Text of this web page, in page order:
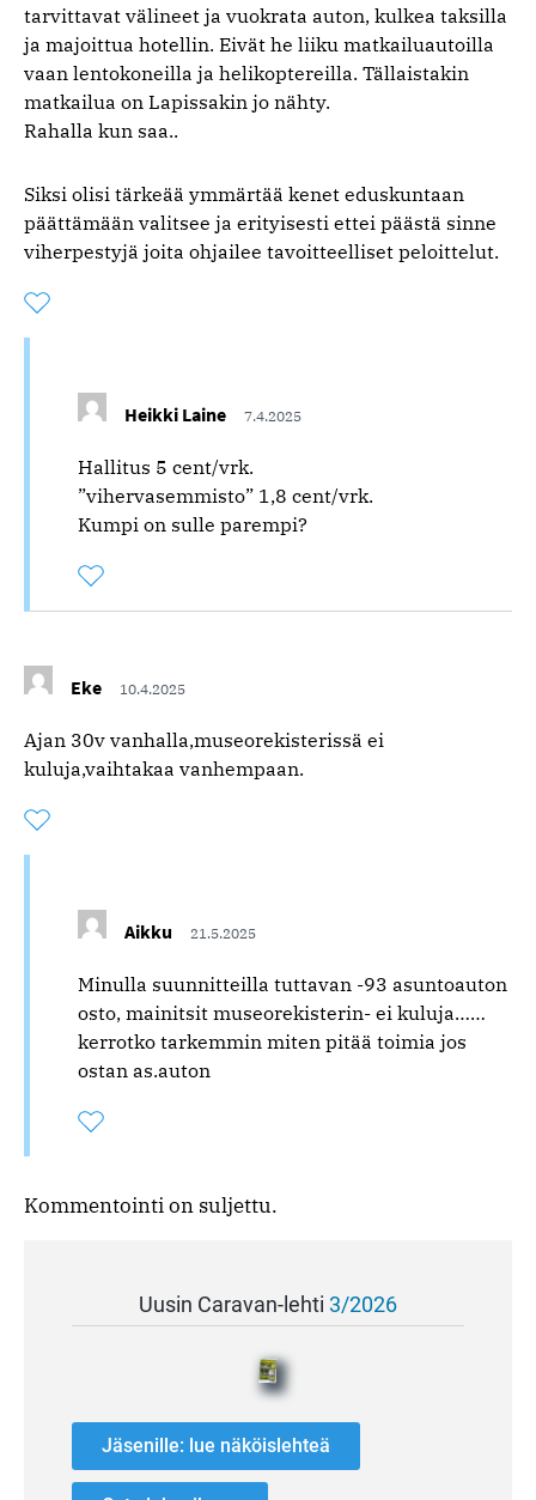
tarvittavat välineet ja vuokrata auton, kulkea taksilla
ja majoittua hotellin. Eivät he liiku matkailuautoilla
vaan lentokoneilla ja helikoptereilla. Tällaistakin
matkailua on Lapissakin jo nähty.
Rahalla kun saa..
Siksi olisi tärkeää ymmärtää kenet eduskuntaan
päättämään valitsee ja erityisesti ettei päästä sinne
viherpestyjä joita ohjailee tavoitteelliset peloittelut.
Tykkää
kommentista
Heikki Laine 7.4.2025
Hallitus 5 cent/vrk.
”vihervasemmisto” 1,8 cent/vrk.
Kumpi on sulle parempi?
Tykkää
kommentista
Eke 10.4.2025
Ajan 30v vanhalla,museorekisterissä ei
kuluja,vaihtakaa vanhempaan.
Tykkää
kommentista
Aikku 21.5.2025
Minulla suunnitteilla tuttavan -93 asuntoauton
osto, mainitsit museorekisterin- ei kuluja……
kerrotko tarkemmin miten pitää toimia jos
ostan as.auton
Tykkää
kommentista
Kommentointi on suljettu.
Uusin Caravan-lehti 3/2026
Jäsenille: lue näköislehteä